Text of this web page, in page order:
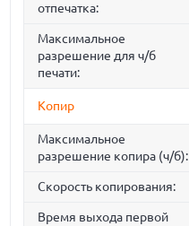
отпечатка:
Максимальное
разрешение для ч/б
печати:
Копир
Максимальное
разрешение копира (ч/б):
Скорость копирования:
Время выхода первой